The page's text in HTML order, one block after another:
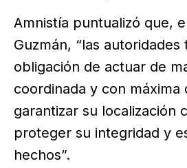
Amnistía puntualizó que,
Guzmán, “las autoridades
obligación de actuar de
coordinada y con máxima
garantizar su localización
proteger su integridad y
hechos”.